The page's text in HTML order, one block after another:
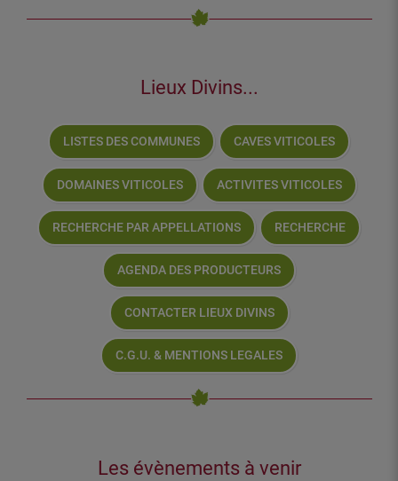
Lieux Divins...
LISTES DES COMMUNES CAVES VITICOLES
DOMAINES VITICOLES ACTIVITES VITICOLES
RECHERCHE PAR APPELLATIONS RECHERCHE
AGENDA DES PRODUCTEURS
CONTACTER LIEUX DIVINS
C.G.U. & MENTIONS LEGALES
Les évènements à venir